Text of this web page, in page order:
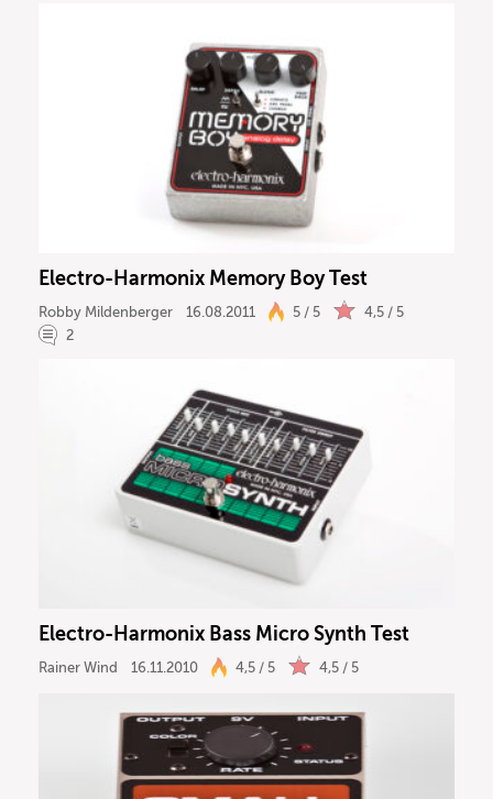
Ergebnisse anzeigen
Electro-Harmonix Memory Boy Test
Robby Mildenberger 16.08.2011 5 / 5
4,5 / 5
2
Electro-Harmonix Bass Micro Synth Test
Rainer Wind 16.11.2010 4,5 / 5 4,5 / 5